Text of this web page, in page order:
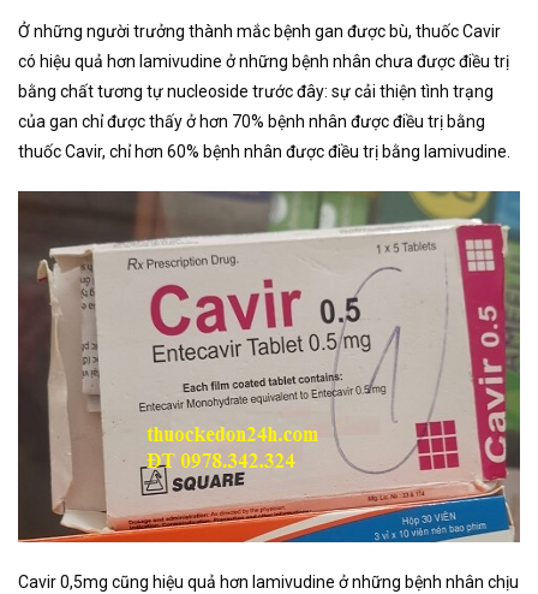
Ở những người trưởng thành mắc bệnh gan được bù, thuốc Cavir
có hiệu quả hơn lamivudine ở những bệnh nhân chưa được điều trị
bằng chất tương tự nucleoside trước đây: sự cải thiện tình trạng
của gan chỉ được thấy ở hơn 70% bệnh nhân được điều trị bằng
thuốc Cavir, chỉ hơn 60% bệnh nhân được điều trị bằng lamivudine.
Cavir 0,5mg cũng hiệu quả hơn lamivudine ở những bệnh nhân chịu